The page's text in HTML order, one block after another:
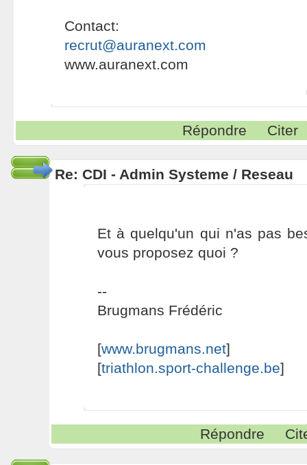
Contact:
recrut@auranext.com
www.auranext.com
Répondre Citer
Re: CDI - Admin Systeme / Reseau
Et à quelqu'un qui n'as pas
vous proposez quoi ?
--
Brugmans Frédéric
[www.brugmans.net]
[triathlon.sport-challenge.be]
Répondre